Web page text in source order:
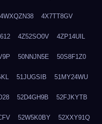
4WXQZN38 4X7TT8GV
4Z52SO0V 4ZP14UIL
50NNJN5E 50S8F1Z0
51JUGSIB 51MY24WU
52D4GH9B 52FJKYTB
52W5K0BY 52XXY91Q